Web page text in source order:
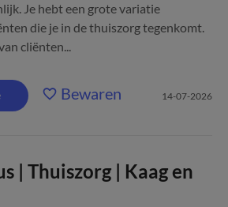
Je hebt een grote variatie
die je in de thuiszorg tegenkomt.
cliënten...
Bewaren 14-07-2026
| Thuiszorg | Kaag en